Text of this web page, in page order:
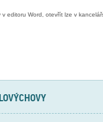
editoru Word, otevřít lze v